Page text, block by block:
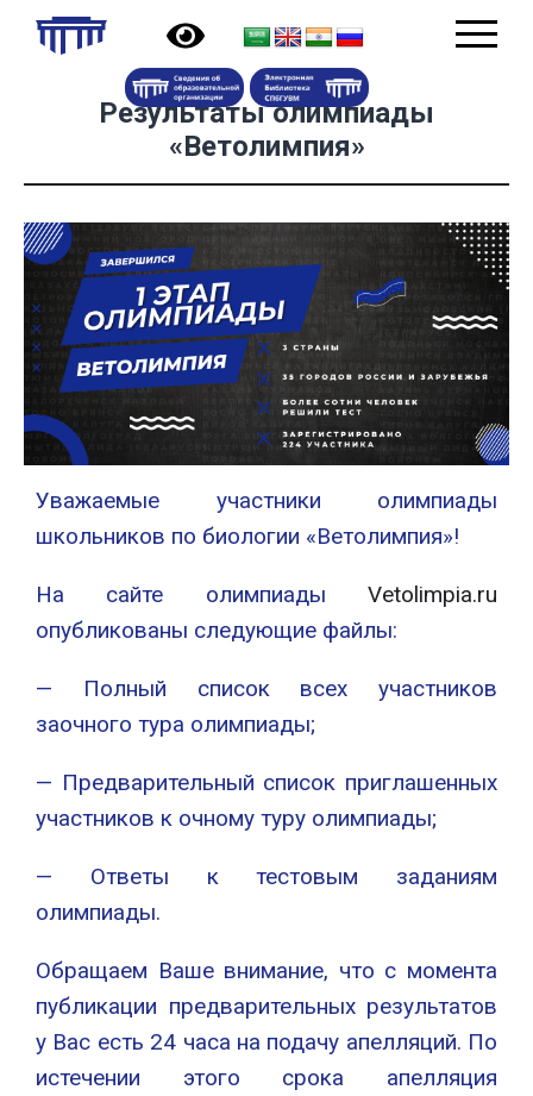
Результаты олимпиады
«Ветолимпия»
Уважаемые участники олимпиады
школьников по биологии «Ветолимпия»!
На сайте олимпиады Vetolimpia.ru
опубликованы следующие файлы:
— Полный список всех участников
заочного тура олимпиады;
— Предварительный список приглашенных
участников к очному туру олимпиады;
— Ответы к тестовым заданиям
олимпиады.
Обращаем Ваше внимание, что с момента
публикации предварительных результатов
у Вас есть 24 часа на подачу апелляций. По
истечении этого срока апелляция